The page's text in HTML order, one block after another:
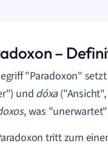
–
"Paradoxon"
und dóxa
, was
tritt zum